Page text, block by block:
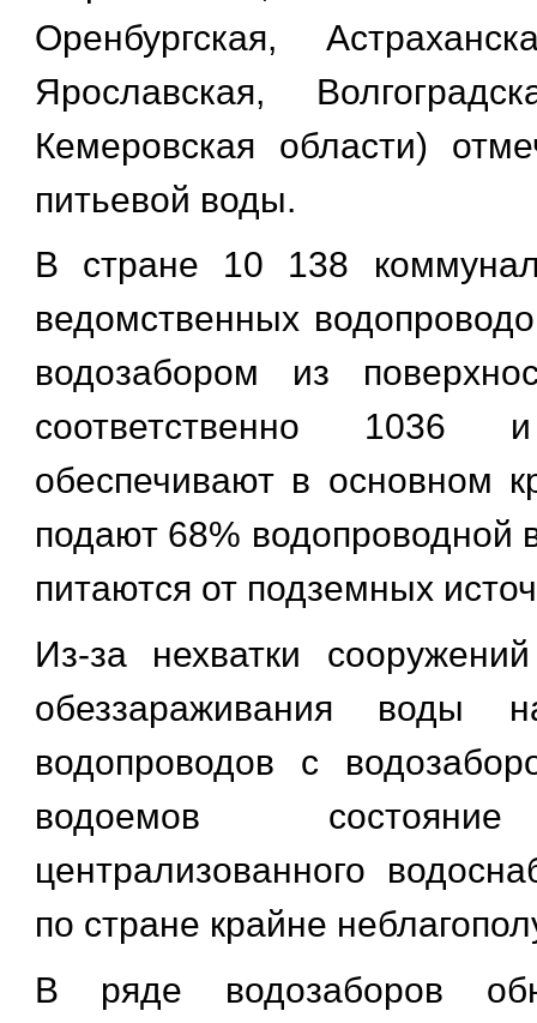
Оренбургская,
Ярославская,
Кемеровская области)
питьевой воды.
В стране 10 138
ведомственных
водозабором из
соответственно
обеспечивают в основном
подают 68% водопроводной
питаются от подземных
Из-за нехватки
обеззараживания воды
водопроводов с
водоемов
централизованного
по стране крайне
В ряде водозаборов